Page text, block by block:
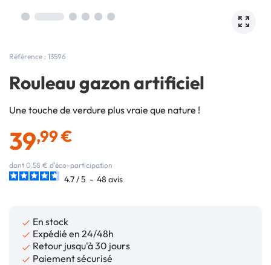
Référence : 13596
Rouleau gazon artificiel
Une touche de verdure plus vraie que nature !
39,99 €
dont 0.58 € d'éco-participation
4.7/5 - 48 avis
 En stock
 Expédié en 24/48h
 Retour jusqu'à 30 jours
 Paiement sécurisé